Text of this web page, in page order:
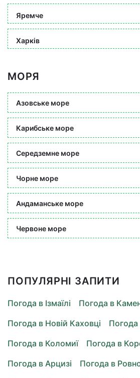
Яремче
Харків
МОРЯ
Азовське море
Карибське море
Середземне море
Чорне море
Андаманське море
Червоне море
ПОПУЛЯРНІ ЗАПИТИ
Погода в Ізмаїлі
Погода в
Погода в Новій Каховці
Погода
Погода в Коломиї
Погода в
Погода в Арцизі
Погода в